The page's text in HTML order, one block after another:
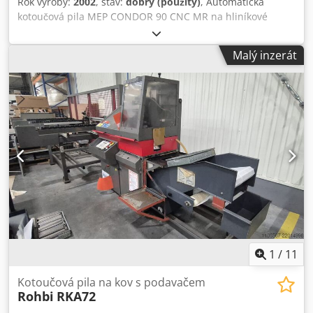
pro výstup dílů Vybavení: 2 pneumatické upínací válce
(vertikální, snižovaný tlak) 3 odsávací hrdla Ø 100 mm,
beznapěťový kontakt pro řízení odsávání Jednotka
minimálního mazání se dvěma 3 litrovými nádržemi a
ukazatelem hladiny Protihlukový paket: kryt a ochrana
pilového kotouče s vnitřní izolací Válečková dráha (740 mm)
se zabezpečením proti zásahu na vstupní straně Robustní
stacionární rám, pracovní výška: 960 mm Manuálně
otevíratelný bezpečnostní kryt Pouzdro pilového kotouče
pod pracovní deskou Max. řezný rozsah: Výška profilu: do
65 mm Šířka profilu: do 135 mm Technická data: Rozměry
(Š × H × V): cca 311 × 153 × 197 cm Celkem k dispozici 2
kusy. ----- Atraktivní nabídka – flexibilní & bez starostí
Nabízíme nejen špičkový produkt, ale také individuální
možnosti financování, které se přizpůsobí vašim potřebám.
Ať už záloha, splátky nebo individuální modely financování
– společně najdeme to správné řešení. Na přání zajistíme i
kompletní organizaci dopravy. Postaráme se o vše od
plánování až po spolehlivé doručení, takže se o nic
nemusíte starat. 📞 Kontaktujte nás pro více informací
nebo nezávaznou nabídku. Poradíme vám osobně a
kotoučová pila MEP CONDOR 90 CNC MR na hliníkové
profily s posuvem . Dcodpfx Aoikztpeatek Použité ve
výborném stavu
Malý inzerát
1 / 11
Kotoučová pila na kov s podavačem
Rohbi RKA72